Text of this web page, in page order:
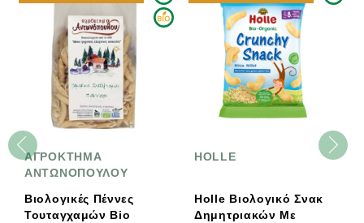
ΑΓΡΟΚΤΗΜΑ
ΑΝΤΩΝΟΠΟΥΛΟΥ
Βιολογικές Πέννες
Τουταγχαμών Bio
HOLLE
Holle Βιολογικό Σνακ
Δημητριακών Με